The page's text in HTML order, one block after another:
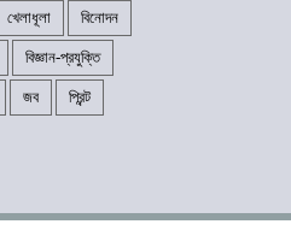
খেলাধূলা বিনোদন
বিজ্ঞান-প্রযুক্তি
জব প্রিন্ট